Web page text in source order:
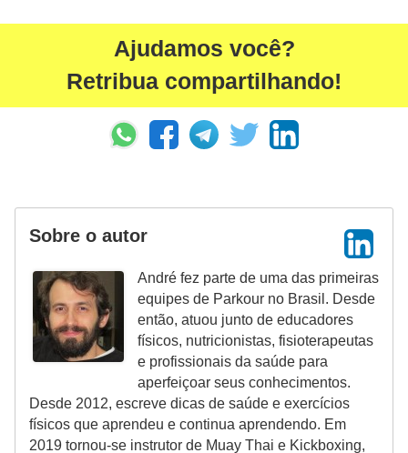
Ajudamos você?
Retribua compartilhando!
Sobre o autor
André fez parte de uma das primeiras
equipes de Parkour no Brasil. Desde
então, atuou junto de educadores
físicos, nutricionistas, fisioterapeutas
e profissionais da saúde para
aperfeiçoar seus conhecimentos.
Desde 2012, escreve dicas de saúde e exercícios
físicos que aprendeu e continua aprendendo. Em
2019 tornou-se instrutor de Muay Thai e Kickboxing,